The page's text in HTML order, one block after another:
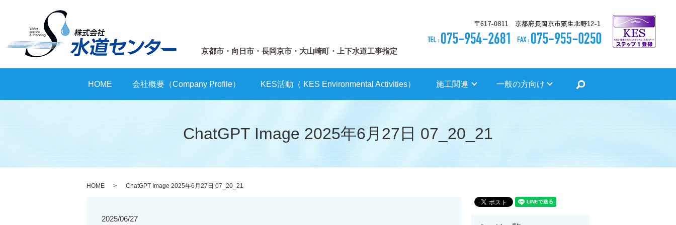
京都市・向日市・長岡京市・大山崎町・上下水道工事指定
HOME 会社概要（Company Profile） KES活動（ KES Environmental Activities） 施工関連 一般の方向け
ChatGPT Image 2025年6月27日 07_20_21
HOME ChatGPT Image 2025年6月27日 07_20_21
2025/06/27